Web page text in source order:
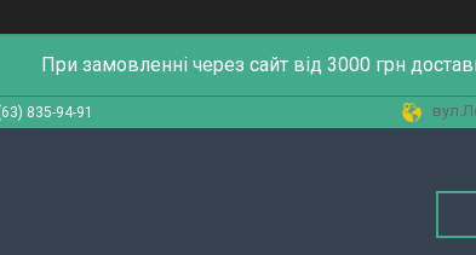
При замовленні через сайт від 3000 грн
835-94-91